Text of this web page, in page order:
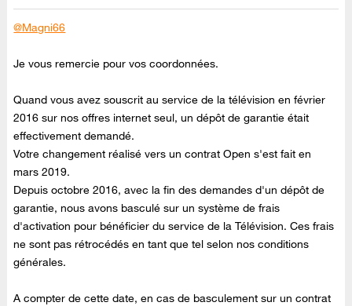
@Magni66
Je vous remercie pour vos coordonnées.
Quand vous avez souscrit au service de la télévision en février
2016 sur nos offres internet seul, un dépôt de garantie était
effectivement demandé.
Votre changement réalisé vers un contrat Open s'est fait en
mars 2019.
Depuis octobre 2016, avec la fin des demandes d'un dépôt de
garantie, nous avons basculé sur un système de frais
d'activation pour bénéficier du service de la Télévision. Ces frais
ne sont pas rétrocédés en tant que tel selon nos conditions
générales.
A compter de cette date, en cas de basculement sur un contrat